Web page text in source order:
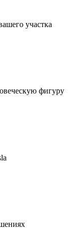
участка
фигуру